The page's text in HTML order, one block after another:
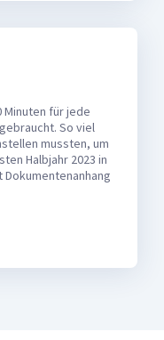
Minuten für jede
So viel
mussten, um
Halbjahr 2023 in
Dokumentenanhang